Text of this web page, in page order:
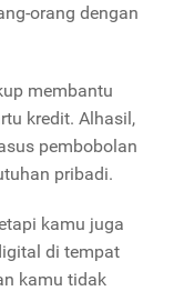
orang dengan
membantu
kredit. Alhasil,
pembobolan
pribadi.
kamu juga
di tempat
kamu tidak